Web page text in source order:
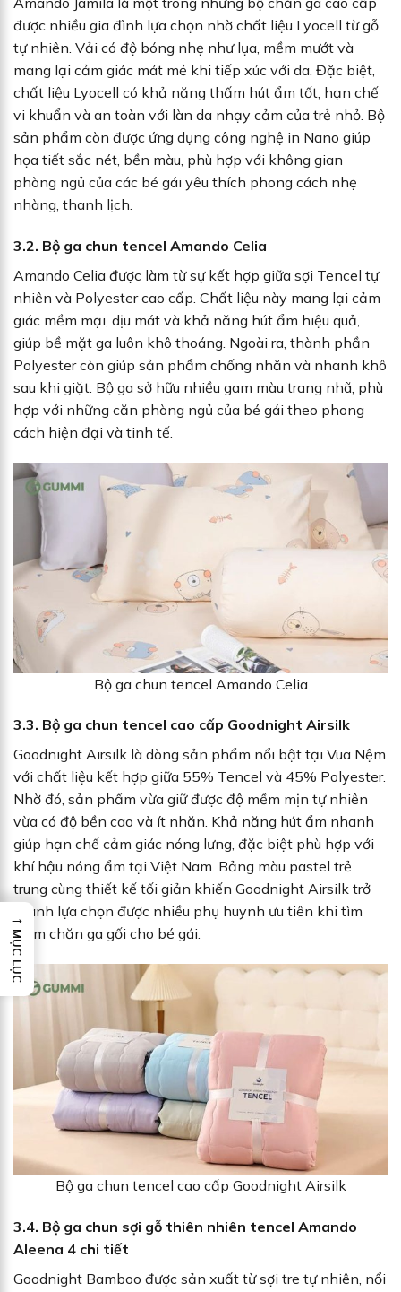
được nhiều gia đình lựa chọn nhờ chất liệu Lyocell từ gỗ
tự nhiên. Vải có độ bóng nhẹ như lụa, mềm mướt và
mang lại cảm giác mát mẻ khi tiếp xúc với da. Đặc biệt,
chất liệu Lyocell có khả năng thấm hút ẩm tốt, hạn chế
vi khuẩn và an toàn với làn da nhạy cảm của trẻ nhỏ. Bộ
sản phẩm còn được ứng dụng công nghệ in Nano giúp
họa tiết sắc nét, bền màu, phù hợp với không gian
phòng ngủ của các bé gái yêu thích phong cách nhẹ
nhàng, thanh lịch.
3.2. Bộ ga chun tencel Amando Celia
Amando Celia được làm từ sự kết hợp giữa sợi Tencel tự
nhiên và Polyester cao cấp. Chất liệu này mang lại cảm
giác mềm mại, dịu mát và khả năng hút ẩm hiệu quả,
giúp bề mặt ga luôn khô thoáng. Ngoài ra, thành phần
Polyester còn giúp sản phẩm chống nhăn và nhanh khô
sau khi giặt. Bộ ga sở hữu nhiều gam màu trang nhã, phù
hợp với những căn phòng ngủ của bé gái theo phong
cách hiện đại và tinh tế.
Bộ ga chun tencel Amando Celia
3.3. Bộ ga chun tencel cao cấp Goodnight Airsilk
Goodnight Airsilk là dòng sản phẩm nổi bật tại Vua Nệm
với chất liệu kết hợp giữa 55% Tencel và 45% Polyester.
Nhờ đó, sản phẩm vừa giữ được độ mềm mịn tự nhiên
vừa có độ bền cao và ít nhăn. Khả năng hút ẩm nhanh
giúp hạn chế cảm giác nóng lưng, đặc biệt phù hợp với
khí hậu nóng ẩm tại Việt Nam. Bảng màu pastel trẻ
trung cùng thiết kế tối giản khiến Goodnight Airsilk trở
thành lựa chọn được nhiều phụ huynh ưu tiên khi tìm
kiếm chăn ga gối cho bé gái.
Bộ ga chun tencel cao cấp Goodnight Airsilk
3.4. Bộ ga chun sợi gỗ thiên nhiên tencel Amando
Aleena 4 chi tiết
Goodnight Bamboo được sản xuất từ sợi tre tự nhiên, nổi
→
MỤC LỤC